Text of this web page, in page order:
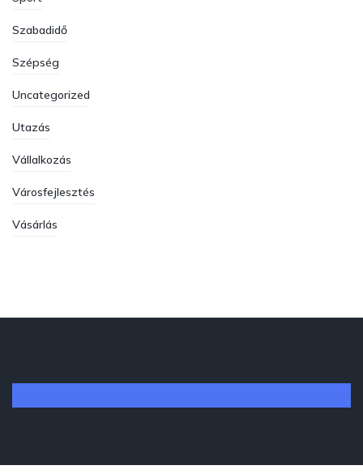
Szabadidő
Szépség
Uncategorized
Utazás
Vállalkozás
Városfejlesztés
Vásárlás